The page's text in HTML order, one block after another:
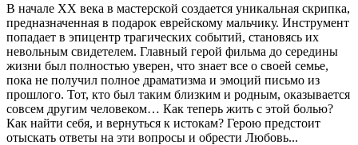
В начале XX века в мастерской создается уникальная скрипка,
предназначенная в подарок еврейскому мальчику. Инструмент
попадает в эпицентр трагических событий, становясь их
невольным свидетелем. Главный герой фильма до середины
жизни был полностью уверен, что знает все о своей семье,
пока не получил полное драматизма и эмоций письмо из
прошлого. Тот, кто был таким близким и родным, оказывается
совсем другим человеком… Как теперь жить с этой болью?
Как найти себя, и вернуться к истокам? Герою предстоит
отыскать ответы на эти вопросы и обрести Любовь...